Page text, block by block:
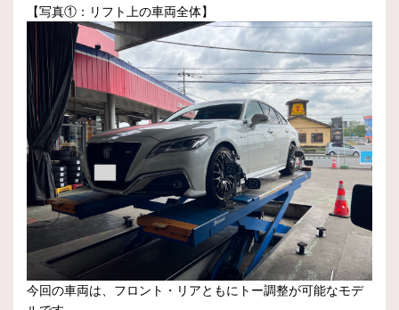
【写真①：リフト上の車両全体】
今回の車両は、フロント・リアともにトー調整が可能なモデ